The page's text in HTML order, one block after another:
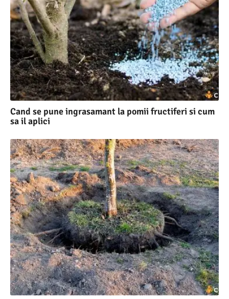
Cand se pune ingrasamant la pomii fructiferi si cum
sa il aplici